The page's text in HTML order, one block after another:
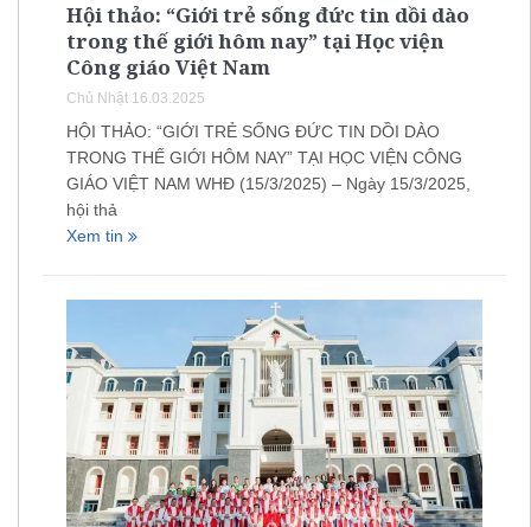
Hội thảo: “Giới trẻ sống đức tin dồi dào
trong thế giới hôm nay” tại Học viện
Công giáo Việt Nam
Chủ Nhật 16.03.2025
HỘI THẢO: “GIỚI TRẺ SỐNG ĐỨC TIN DỒI DÀO
TRONG THẾ GIỚI HÔM NAY” TẠI HỌC VIỆN CÔNG
GIÁO VIỆT NAM WHĐ (15/3/2025) – Ngày 15/3/2025,
hội thả
Xem tin